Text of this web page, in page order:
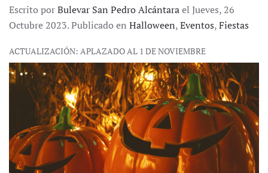
Escrito porBulevar San Pedro Alcántarael Jueves, 26
Octubre 2023. Publicado en Halloween,Eventos,Fiestas
ACTUALIZACIÓN: APLAZADO AL 1 DE NOVIEMBRE